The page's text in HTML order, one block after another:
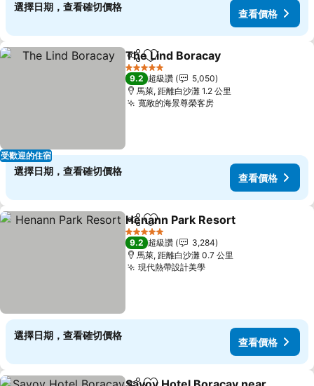
選擇日期，查看確切價格
查看價格
受歡迎的住宿
分享 加入我的最愛
The Lind Boracay
5 星級
9.2 超級讚
5,050
馬萊, 距離白沙灘 1.2 公里
寬敞的海景尊榮客房查看價格
選擇日期，查看確切價格
查看價格
分享 加入我的最愛
Henann Park Resort
5 星級
9.2 超級讚
3,284
馬萊, 距離白沙灘 0.7 公里
現代熱帶設計美學查看價格
選擇日期，查看確切價格
查看價格